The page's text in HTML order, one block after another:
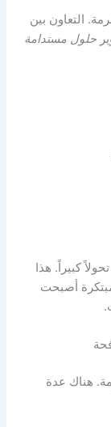
التعاون بين
حلول مستدامة
كبيراً. هذا
أصبحت
هناك عدة